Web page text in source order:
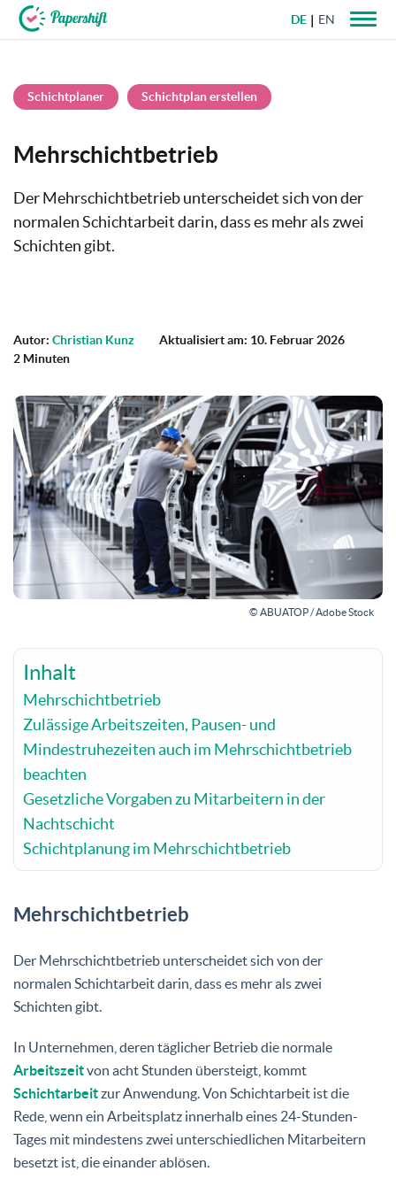
DE EN
Schichtplaner Schichtplan erstellen
Mehrschichtbetrieb
Der Mehrschichtbetrieb unterscheidet sich von der
normalen Schichtarbeit darin, dass es mehr als zwei
Schichten gibt.
Autor: Christian Kunz
Aktualisiert am: 10. Februar 2026
2 Minuten
© ABUATOP / Adobe Stock
Inhalt
Mehrschichtbetrieb
Zulässige Arbeitszeiten, Pausen- und
Mindestruhezeiten auch im Mehrschichtbetrieb
beachten
Gesetzliche Vorgaben zu Mitarbeitern in der
Nachtschicht
Schichtplanung im Mehrschichtbetrieb
Mehrschichtbetrieb
Der Mehrschichtbetrieb unterscheidet sich von der
normalen Schichtarbeit darin, dass es mehr als zwei
Schichten gibt.
In Unternehmen, deren täglicher Betrieb die normale
Arbeitszeitvon acht Stunden übersteigt, kommt
Schichtarbeitzur Anwendung. Von Schichtarbeit ist die
Rede, wenn ein Arbeitsplatz innerhalb eines 24-Stunden-
Tages mit mindestens zwei unterschiedlichen Mitarbeitern
besetzt ist, die einander ablösen.